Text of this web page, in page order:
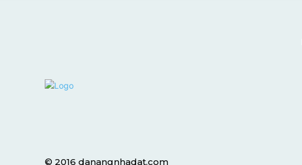
© 2016 danangnhadat.com